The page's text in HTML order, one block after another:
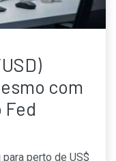
com
Fed
perto de US$